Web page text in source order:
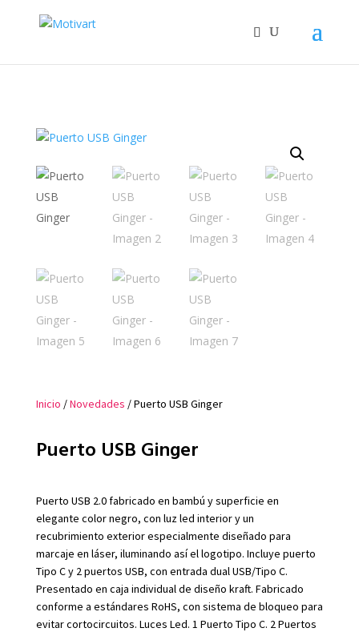
Inicio /Novedades / Puerto USB Ginger
Puerto USB Ginger
Puerto USB 2.0 fabricado en bambú y superficie en
elegante color negro, con luz led interior y un
recubrimiento exterior especialmente diseñado para
marcaje en láser, iluminando así el logotipo. Incluye puerto
Tipo C y 2 puertos USB, con entrada dual USB/Tipo C.
Presentado en caja individual de diseño kraft. Fabricado
conforme a estándares RoHS, con sistema de bloqueo para
evitar cortocircuitos. Luces Led. 1 Puerto Tipo C. 2 Puertos